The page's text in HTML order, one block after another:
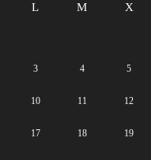
L M X
3 4 5
10 11 12
17 18 19